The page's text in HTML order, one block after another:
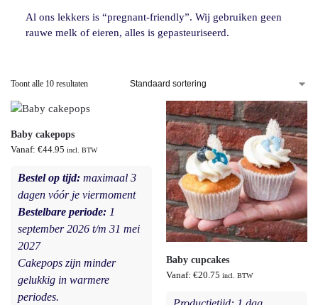
Al ons lekkers is “pregnant-friendly”. Wij gebruiken geen
rauwe melk of eieren, alles is gepasteuriseerd.
Toont alle 10 resultaten
Baby cakepops
Vanaf: €44.95 incl. BTW
Bestel op tijd: maximaal 3
dagen vóór je viermoment
Bestelbare periode: 1
september 2026 t/m 31 mei
2027
Cakepops zijn minder
gelukkig in warmere
periodes.
Baby cupcakes
Vanaf: €20.75 incl. BTW